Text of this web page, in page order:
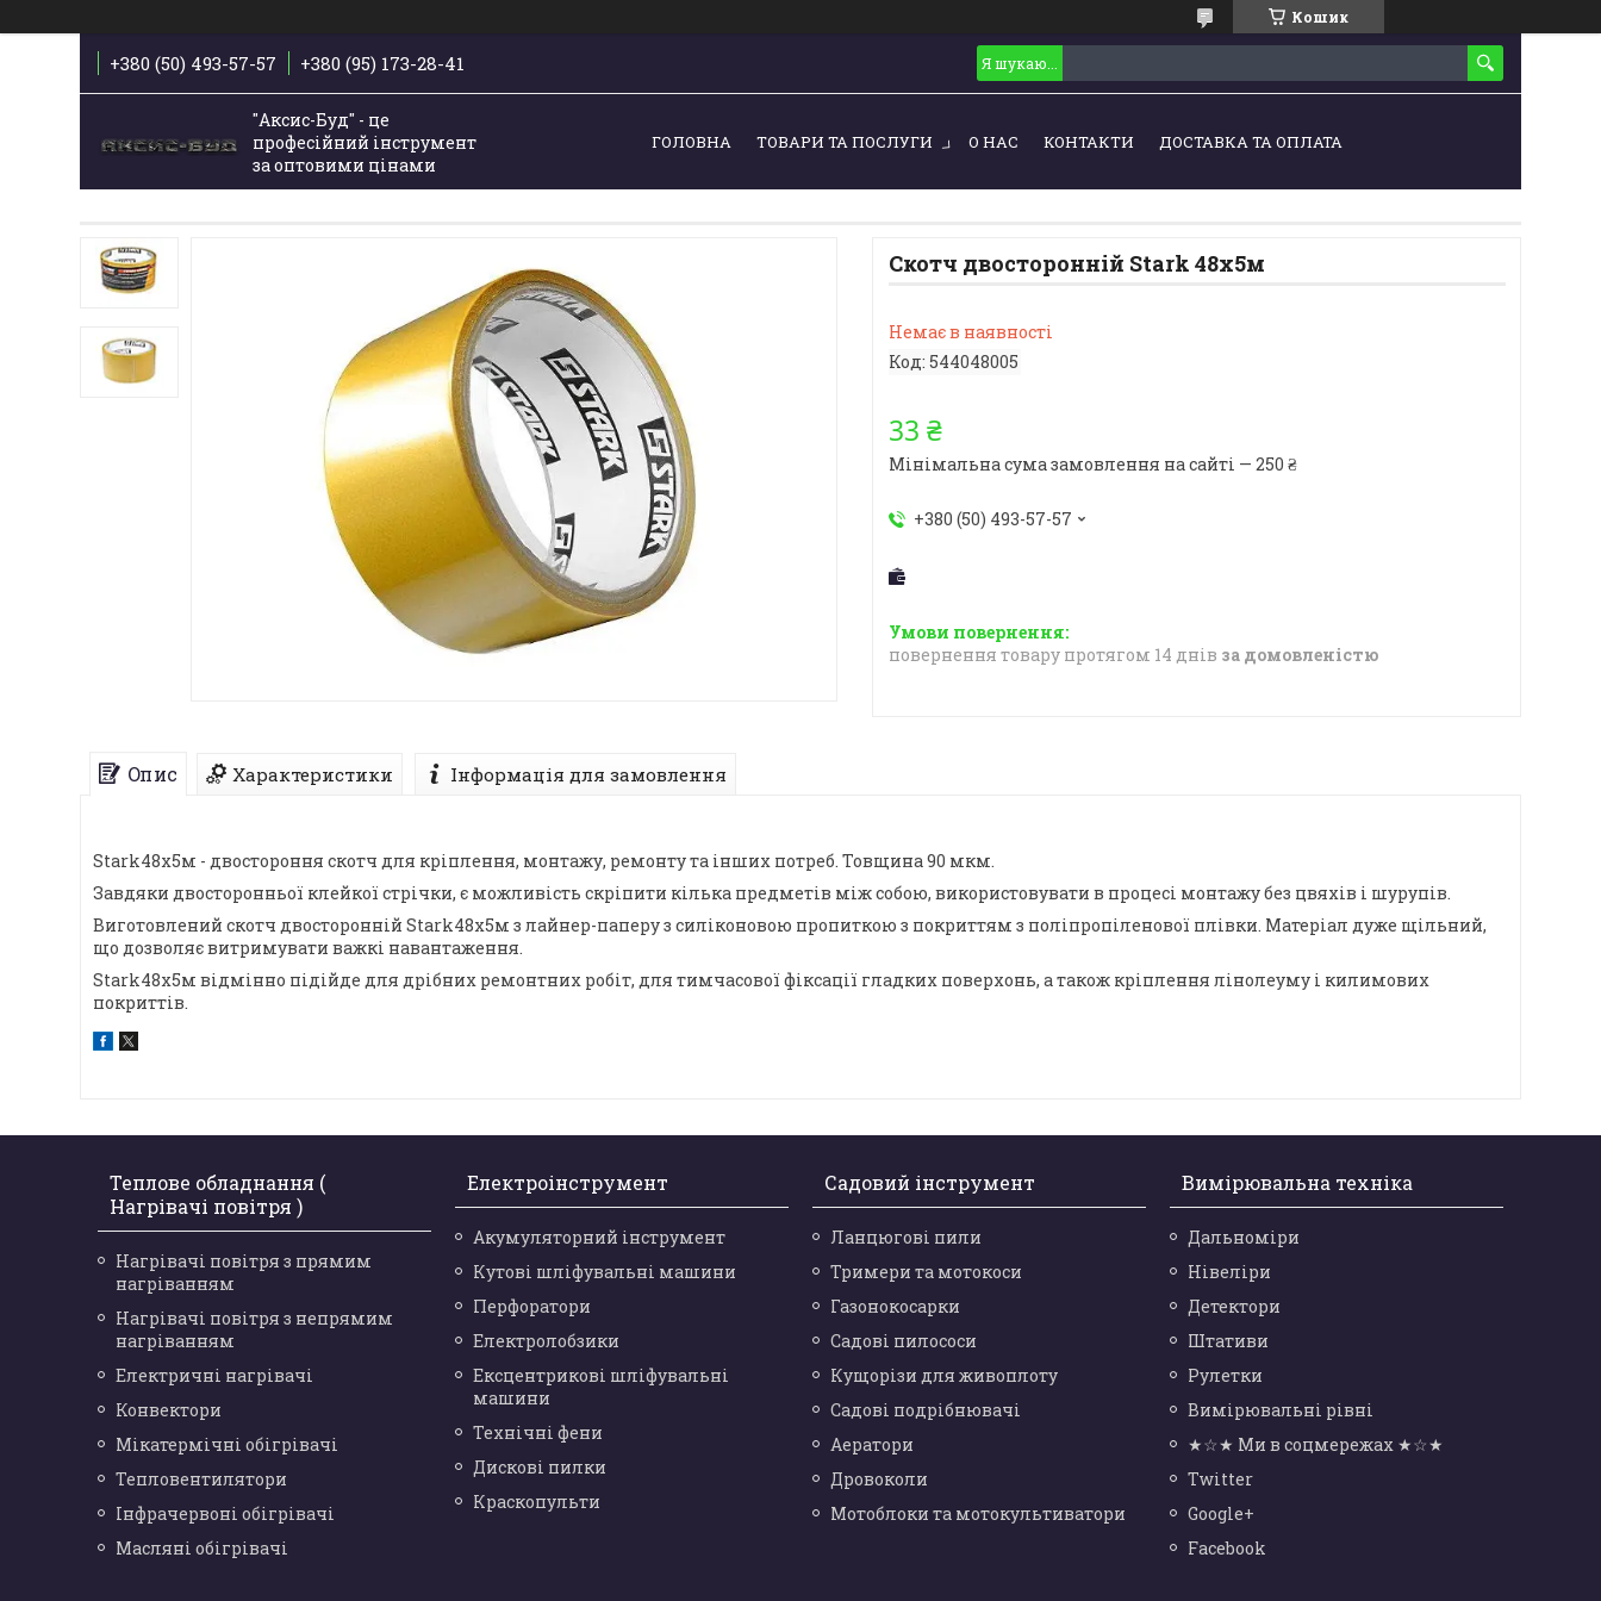
Кошик
+380 (50) 493-57-57 +380 (95) 173-28-41
"Аксис-Буд" - це
професійний інструмент
за оптовими цінами
ГОЛОВНА ТОВАРИ ТА ПОСЛУГИ О НАС КОНТАКТИ ДОСТАВКА ТА ОПЛАТА
Скотч двосторонній Stark 48х5м
Немає в наявності
Код: 544048005
33 ₴
Мінімальна сума замовлення на сайті — 250 ₴
+380 (50) 493-57-57
повернення товару протягом 14 днів за домовленістю
Опис Характеристики Інформація для замовлення
Stark48х5м - двостороння скотч для кріплення, монтажу, ремонту та інших потреб. Товщина 90 мкм.
Завдяки двосторонньої клейкої стрічки, є можливість скріпити кілька предметів між собою, використовувати в процесі монтажу без цвяхів і шурупів.
Виготовлений скотч двосторонній Stark48х5м з лайнер-паперу з силіконовою пропиткою з покриттям з поліпропіленової плівки. Матеріал дуже щільний,
що дозволяє витримувати важкі навантаження.
Stark48х5м відмінно підійде для дрібних ремонтних робіт, для тимчасової фіксації гладких поверхонь, а також кріплення лінолеуму і килимових
покриттів.
Теплове обладнання (
Нагрівачі повітря )
Нагрівачі повітря з прямим
нагріванням
Нагрівачі повітря з непрямим
нагріванням
Електричні нагрівачі
Конвектори
Мікатермічні обігрівачі
Тепловентилятори
Інфрачервоні обігрівачі
Масляні обігрівачі
Електроінструмент
Акумуляторний інструмент
Кутові шліфувальні машини
Перфоратори
Електролобзики
Ексцентрикові шліфувальні
машини
Технічні фени
Дискові пилки
Краскопульти
Садовий інструмент
Ланцюгові пили
Тримери та мотокоси
Газонокосарки
Садові пилососи
Кущорізи для живоплоту
Садові подрібнювачі
Аератори
Дровоколи
Мотоблоки та мотокультиватори
Вимірювальна техніка
Дальноміри
Нівеліри
Детектори
Штативи
Рулетки
Вимірювальні рівні
★☆★ Ми в соцмережах ★☆★
Twitter
Google+
Facebook